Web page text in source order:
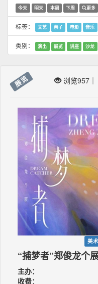
今天 明天 本周 下周 更多
标签： 文艺 亲子 电影 音乐
类别： 演出 展览 讲座 沙龙
展览 浏览957｜
美术
“捕梦者”郑俊龙个
主办：
收费：